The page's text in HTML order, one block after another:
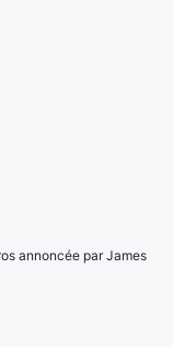
annoncée par James